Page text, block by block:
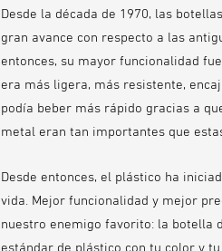
Desde la década de 1970, las
gran avance con respecto a las
entonces, su mayor funcionalidad
era más ligera, más resistente,
podía beber más rápido gracias a
metal eran tan importantes que
Desde entonces, el plástico ha
vida. Mejor funcionalidad y mejor
nuestro enemigo favorito: la botella
estándar de plástico con tu color y